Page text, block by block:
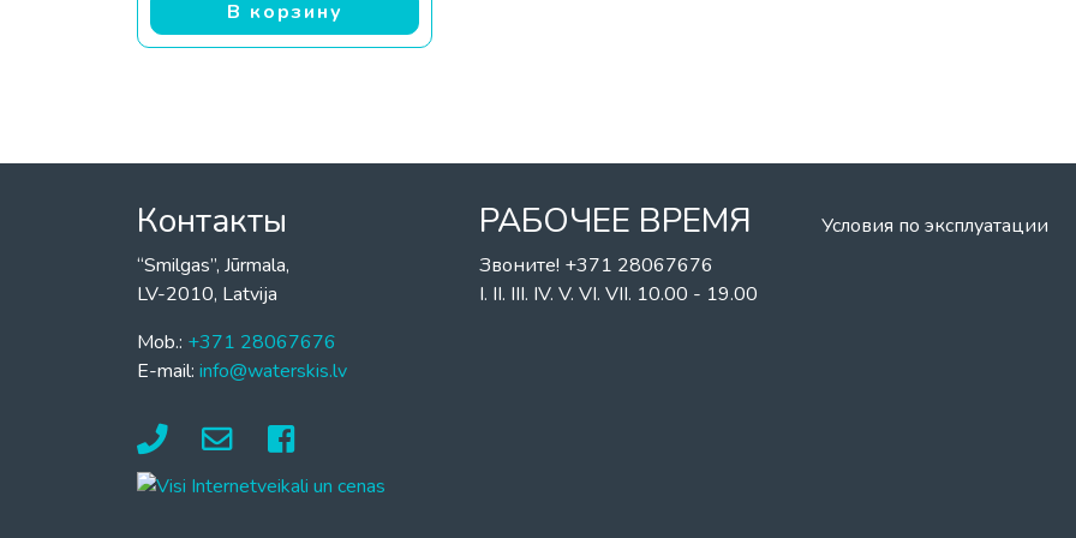
В корзину
Контакты
“Smilgas”, Jūrmala,
LV-2010, Latvija
Mob.: +371 28067676
E-mail: info@waterskis.lv
РАБОЧЕЕ ВРЕМЯ
Звоните! +371 28067676
I. II. III. IV. V. VI. VII. 10.00 - 19.00
Условия по эксплуатации